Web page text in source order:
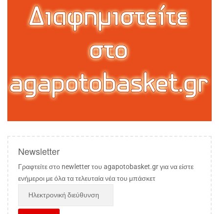
Newsletter
Γραφτείτε στο newletter του agapotobasket.gr για να είστε
ενήμεροι με όλα τα τελευταία νέα του μπάσκετ